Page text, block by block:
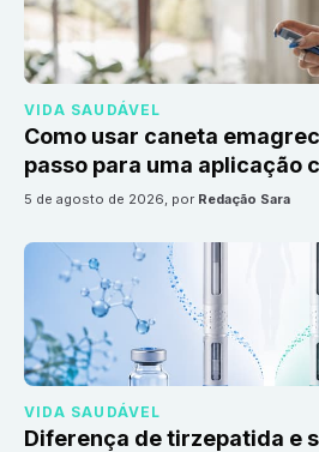
VIDA SAUDÁVEL
Como usar caneta
passo para uma aplicação
5 de agosto de 2026, por Redação Sara
VIDA SAUDÁVEL
Diferença de tirzepatida e